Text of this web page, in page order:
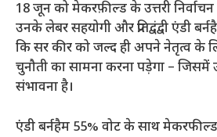
18 जून को मेकरफ़ील्ड के उत्तरी निर्वाचन
उनके लेबर सहयोगी और प्रतिद्वंद्वी एंडी
कि सर कीर को जल्द ही अपने नेतृत्व के
चुनौती का सामना करना पड़ेगा –
संभावना है।
एंडी बर्नहैम 55% वोट के साथ